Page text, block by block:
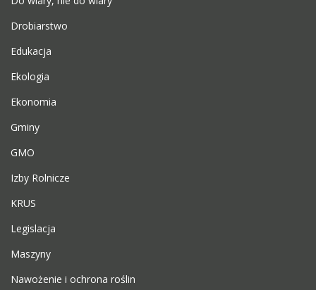
Drobiarstwo
Edukacja
Ekologia
Ekonomia
Gminy
GMO
Izby Rolnicze
KRUS
Legislacja
Maszyny
Nawożenie i ochrona roślin